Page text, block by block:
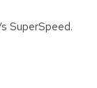
SuperSpeed.